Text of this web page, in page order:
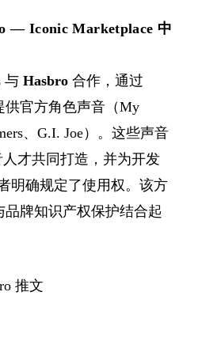
— Iconic Marketplace 中
与 Hasbro 合作，通过
供官方角色声音（My
、G.I. Joe）。这些声音
人才共同打造，并为开发
明确规定了使用权。该方
牌知识产权保护结合起
推文